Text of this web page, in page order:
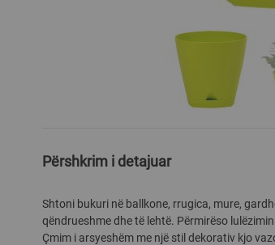
the
beginning
the
images
gallery
Përshkrim i detajuar
Shtoni bukuri në ballkone, rrugica, mure,
qëndrueshme dhe të lehtë. Përmirëso
Çmim i arsyeshëm me një stil dekorativ kjo